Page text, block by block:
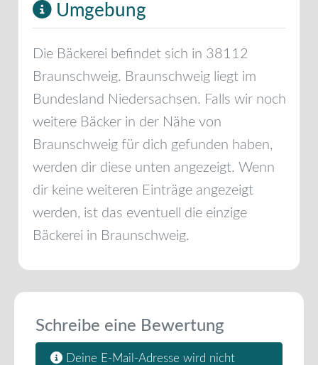
Umgebung
Die Bäckerei befindet sich in 38112
Braunschweig. Braunschweig liegt im
Bundesland Niedersachsen. Falls wir noch
weitere Bäcker in der Nähe von
Braunschweig für dich gefunden haben,
werden dir diese unten angezeigt. Wenn
dir keine weiteren Einträge angezeigt
werden, ist das eventuell die einzige
Bäckerei in Braunschweig.
Schreibe eine Bewertung
Deine E-Mail-Adresse wird nicht